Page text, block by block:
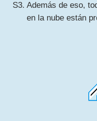
S3. Además de eso,
en la nube están